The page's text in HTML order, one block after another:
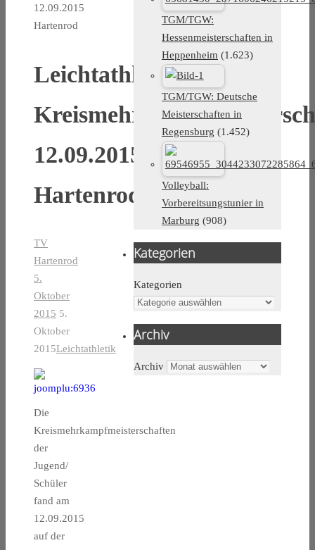
12.09.2015
Hartenrod
Leichtathletik
12.09.2015
Hartenrod
TV
Hartenrod
5.
Oktober
2015 5.
Oktober
2015Leichtathletik
Die
Kreismehrkampfmeisterschaften
der
Jugend/
Schüler
fand am
12.09.2015
auf der
TGM/TGW:
Hessenmeisterschaften in
Heppenheim (1.623)
TGM/TGW: Deutsche
Meisterschaften in
Regensburg (1.452)
Volleyball:
Vorbereitsungstunier in
Marburg (908)
Kategorien
Kategorien
Archiv
Archiv